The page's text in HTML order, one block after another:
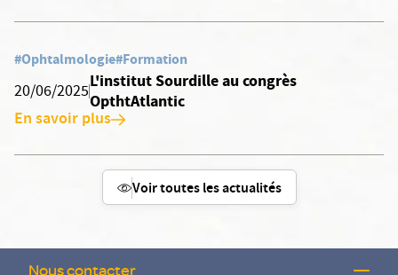
#Ophtalmologie#Formation
20/06/2025
L'institut Sourdille au congrès
OpthtAtlantic
En savoir plus
Voir toutes les actualités
Nous contacter